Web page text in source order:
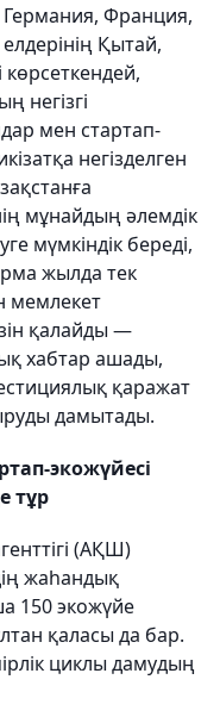
Германия, Франция,
Қытай,
негізгі
мен стартап-
негізделген
мұнайдың әлемдік
мүмкіндік береді,
жылда тек
мемлекет
қалайды —
хабтар ашады,
қаражат
дамытады.
экожүйесі
тұр
(АҚШ)
жаһандық
150 экожүйе
қаласы да бар.
циклы дамудың